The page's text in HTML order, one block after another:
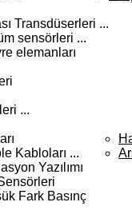
Transdüserleri ...
sensörleri ...
elemanları
...
Kabloları ...
Yazılımı
Fark Basınç